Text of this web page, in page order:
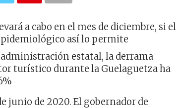
a cabo en el mes de diciembre, si el
así lo permite
estatal, la derrama
turístico durante la Guelaguetza ha
junio de 2020. El gobernador de